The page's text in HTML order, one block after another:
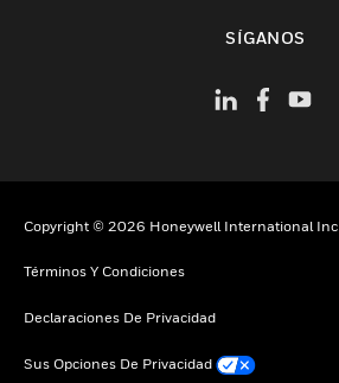
SÍGANOS
Copyright © 2026 Honeywell International Inc
Términos Y Condiciones
Declaraciones De Privacidad
Sus Opciones De Privacidad